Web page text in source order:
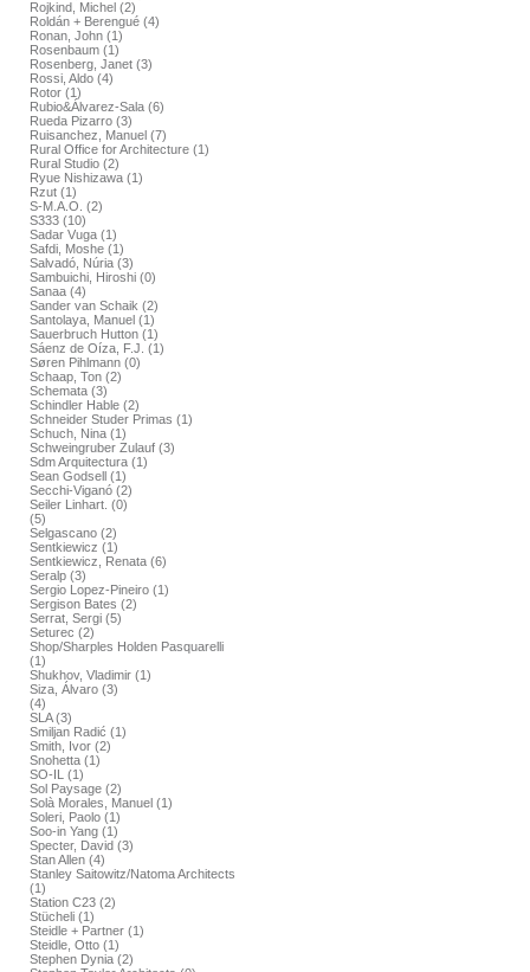
Rojkind, Michel (2)
Roldán + Berengué (4)
Ronan, John (1)
Rosenbaum (1)
Rosenberg, Janet (3)
Rossi, Aldo (4)
Rotor (1)
Rubio&Álvarez-Sala (6)
Rueda Pizarro (3)
Ruisanchez, Manuel (7)
Rural Office for Architecture (1)
Rural Studio (2)
Ryue Nishizawa (1)
Rzut (1)
S-M.A.O. (2)
S333 (10)
Sadar Vuga (1)
Safdi, Moshe (1)
Salvadó, Núria (3)
Sambuichi, Hiroshi (0)
Sanaa (4)
Sander van Schaik (2)
Santolaya, Manuel (1)
Sauerbruch Hutton (1)
Sáenz de Oíza, F.J. (1)
Søren Pihlmann (0)
Schaap, Ton (2)
Schemata (3)
Schindler Hable (2)
Schneider Studer Primas (1)
Schuch, Nina (1)
Schweingruber Zulauf (3)
Sdm Arquitectura (1)
Sean Godsell (1)
Secchi-Viganó (2)
Seiler Linhart. (0)
(5)
Selgascano (2)
Sentkiewicz (1)
Sentkiewicz, Renata (6)
Seralp (3)
Sergio Lopez-Pineiro (1)
Sergison Bates (2)
Serrat, Sergi (5)
Seturec (2)
Shop/Sharples Holden Pasquarelli
(1)
Shukhov, Vladimir (1)
Siza, Álvaro (3)
(4)
SLA (3)
Smiljan Radić (1)
Smith, Ivor (2)
Snohetta (1)
SO-IL (1)
Sol Paysage (2)
Solà Morales, Manuel (1)
Soleri, Paolo (1)
Soo-in Yang (1)
Specter, David (3)
Stan Allen (4)
Stanley Saitowitz/Natoma Architects
(1)
Station C23 (2)
Stücheli (1)
Steidle + Partner (1)
Steidle, Otto (1)
Stephen Dynia (2)